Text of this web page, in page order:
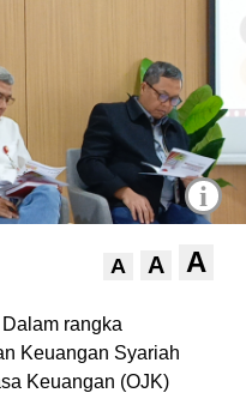
i
A A A
rangka
Keuangan Syariah
Keuangan (OJK)